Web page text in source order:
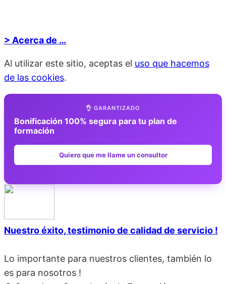
> Acerca de …
Al utilizar este sitio, aceptas el uso que hacemos
de las cookies.
👌 GARANTIZADO
Bonificación 100% segura para tu plan de
formación
Quiero que me llame un consultor
Nuestro éxito, testimonio de calidad de servicio !
Lo importante para nuestros clientes, también lo
es para nosotros !